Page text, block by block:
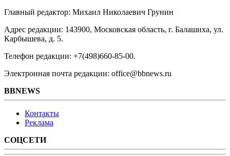
Главный редактор: Михаил Николаевич Грунин
Адрес редакции: 143900, Московская область, г. Балашиха, ул.
Карбышева, д. 5.
Телефон редакции: +7(498)660-85-00.
Электронная почта редакции: office@bbnews.ru
BBNEWS
Контакты
Реклама
СОЦСЕТИ